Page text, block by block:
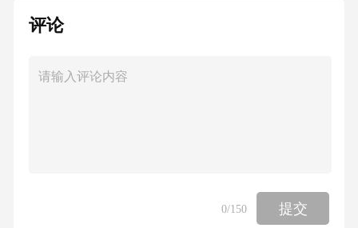
的护患、医患关系，提升患者的心理舒适度，
士需主动与患者沟通，深入了解其需求与感
过医患沟通合作提升患者治疗依从性，医护需
评论
0/150 提交